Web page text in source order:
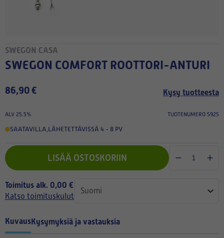
SWEGON CASA
SWEGON COMFORT ROOTTORI-ANTURI
86,90 € Kysy tuotteesta
ALV 25.5% TUOTENUMERO 5925
SAATAVILLA LÄHETETTÄVISSÄ 4 - 8 PV
LISÄÄ OSTOSKORIIN
Toimitus alk. 0,00 €
Katso toimituskulut
KuvausKysymyksiä ja vastauksia